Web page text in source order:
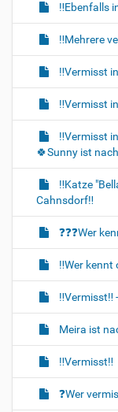
‼️Ebenfalls
‼️Mehrere
‼️Vermisst
‼️Vermisst
‼️Vermisst
🍀Sunny ist
‼️Katze
Cahnsdorf‼️
❓️❓️❓️Wer
‼️Wer kennt
‼️Vermisst‼️
Meira ist
‼️Vermisst‼️
❓️Wer